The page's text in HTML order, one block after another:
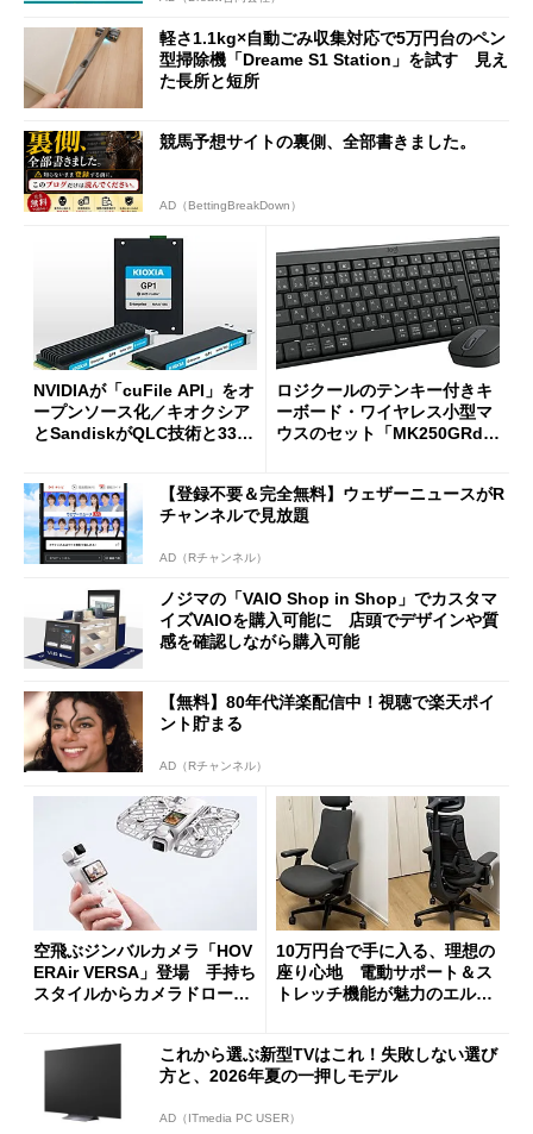
軽さ1.1kg×自動ごみ収集対応で5万円台のペン
型掃除機「Dreame S1 Station」を試す 見え
た長所と短所
競馬予想サイトの裏側、全部書きました。
AD（BettingBreakDown）
NVIDIAが「cuFile API」をオ
ープンソース化／キオクシア
とSandiskがQLC技術と332
ロジクールのテンキー付きキ
ーボード・ワイヤレス小型マ
ウスのセット「MK250GRd」
【登録不要＆完全無料】ウェザーニュースがR
チャンネルで見放題
AD（Rチャンネル）
ノジマの「VAIO Shop in Shop」でカスタマ
イズVAIOを購入可能に 店頭でデザインや質
感を確認しながら購入可能
【無料】80年代洋楽配信中！視聴で楽天ポイ
ント貯まる
AD（Rチャンネル）
空飛ぶジンバルカメラ「HOV
ERAir VERSA」登場 手持ち
スタイルからカメラドローン
10万円台で手に入る、理想の
座り心地 電動サポート＆ス
トレッチ機能が魅力のエルゴ
これから選ぶ新型TVはこれ！失敗しない選び
方と、2026年夏の一押しモデル
AD（ITmedia PC USER）